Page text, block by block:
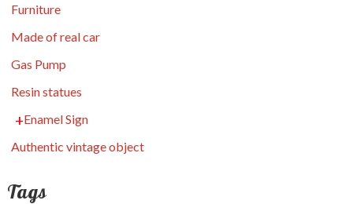
Furniture
Made of real car
Gas Pump
Resin statues
Enamel Sign
Authentic vintage object
Tags